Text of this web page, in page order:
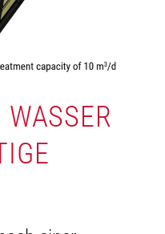
WASSER